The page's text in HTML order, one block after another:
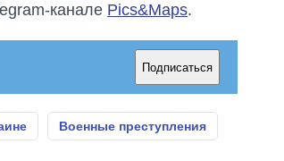
канале Pics&Maps.
Подписаться
Военные преступления